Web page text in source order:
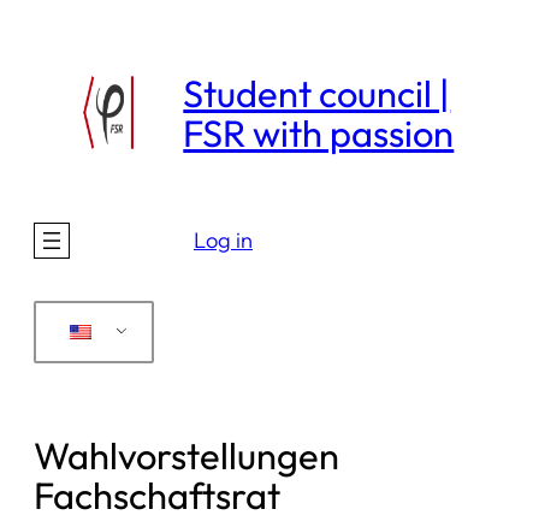
content
Student council |
FSR with passion
Log in
Wahlvorstellungen
Fachschaftsrat